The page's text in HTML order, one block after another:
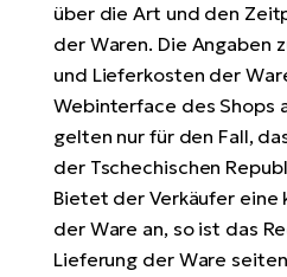
über die Art und den
der Waren. Die Angaben
und Lieferkosten der
Webinterface des Shops
gelten nur für den Fall,
der Tschechischen
Bietet der Verkäufer eine
der Ware an, so ist das
Lieferung der Ware